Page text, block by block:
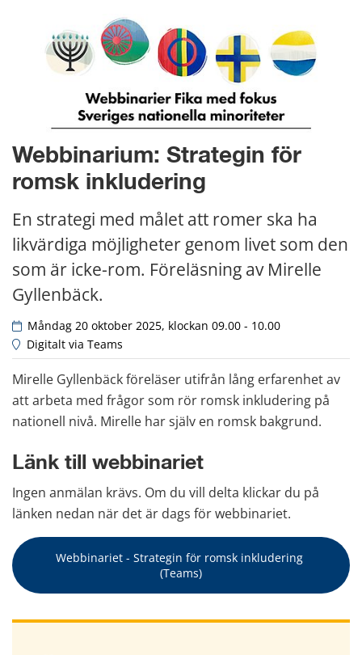
Webbinarium: Strategin för
romsk inkludering
En strategi med målet att romer ska ha
likvärdiga möjligheter genom livet som den
som är icke-rom. Föreläsning av Mirelle
Gyllenbäck.
Måndag 20 oktober 2025, klockan 09.00 - 10.00
Digitalt via Teams
Mirelle Gyllenbäck föreläser utifrån lång erfarenhet av
att arbeta med frågor som rör romsk inkludering på
nationell nivå. Mirelle har själv en romsk bakgrund.
Länk till webbinariet
Ingen anmälan krävs. Om du vill delta klickar du på
länken nedan när det är dags för webbinariet.
Webbinariet - Strategin för romsk inkludering
(Teams)